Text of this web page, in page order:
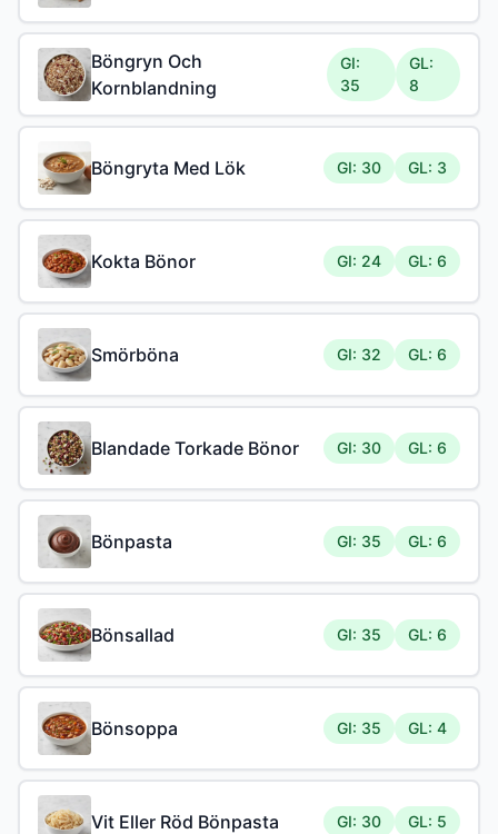
Böngryn Och
Kornblandning
GI:
35
GL:
8
Böngryta Med Lök GI: 30 GL: 3
Kokta Bönor GI: 24 GL: 6
Smörböna GI: 32 GL: 6
Blandade Torkade Bönor GI: 30 GL: 6
Bönpasta GI: 35 GL: 6
Bönsallad GI: 35 GL: 6
Bönsoppa GI: 35 GL: 4
Vit Eller Röd Bönpasta GI: 30 GL: 5